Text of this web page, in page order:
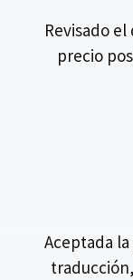
Revisado
precio
Aceptada